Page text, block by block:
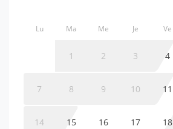
Lu Ma Me Je Ve
1 2 3 4
7 8 9 10 11
14 15 16 17 18